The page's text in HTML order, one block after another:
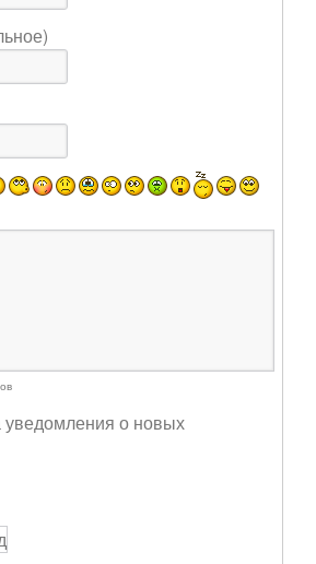
уведомления о новых